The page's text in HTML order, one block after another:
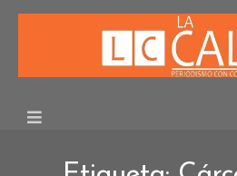
Skip